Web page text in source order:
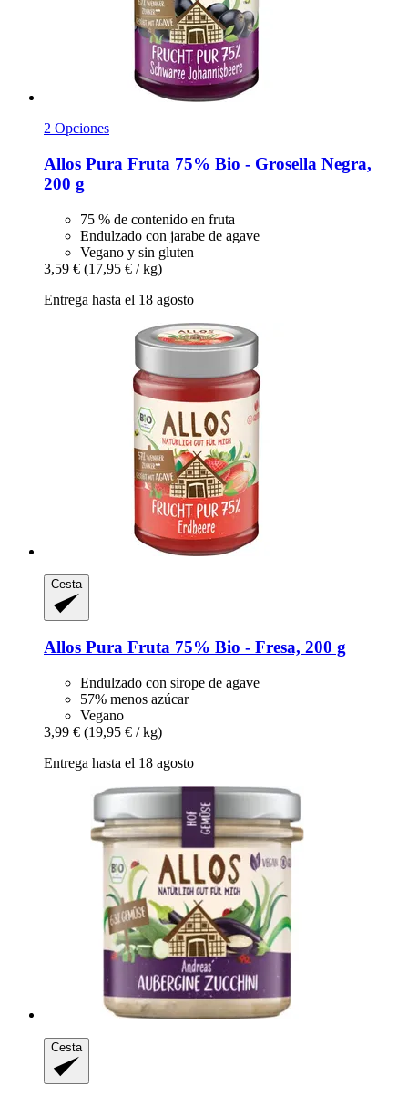
2 Opciones
Allos Pura Fruta 75% Bio -​ Grosella Negra,
200 g
75 % de contenido en fruta
Endulzado con jarabe de agave
Vegano y sin gluten
3,59 € (17,95 € / kg)
Entrega hasta el 18 agosto
Cesta
Allos Pura Fruta 75% Bio -​ Fresa, 200 g
Endulzado con sirope de agave
57% menos azúcar
Vegano
3,99 € (19,95 € / kg)
Entrega hasta el 18 agosto
Cesta